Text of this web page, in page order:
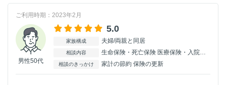
ご利用時期：2023年2月
男性50代
5.0
家族構成 夫婦/両親と同居
相談内容 生命保険・死亡保険 医療保険・入院保険 がん保険
相談のきっかけ 家計の節約 保険の更新